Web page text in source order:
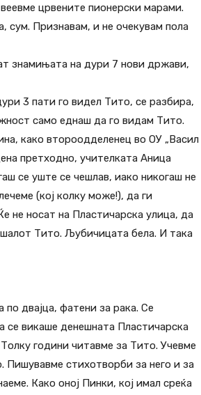
црвените пионерски марами.
сум. Признавам, и не очекувам пола
знамињата на дури 7 нови држави,
3 пати го видел Тито, се разбира,
само еднаш да го видам Тито.
како второодделенец во ОУ „Васил
претходно, учителката Аница
се уште се чешлав, иако никогаш не
(кој колку може!), да ги
нe носат на Пластичарска улица, да
Тито. Љубичицата бела. И така
двајца, фатени за рака. Се
се викаше денешната Пластичарска
години читавме за Тито. Учевме
Пишувавме стихотворби за него и за
Како оној Пинки, кој имал среќа